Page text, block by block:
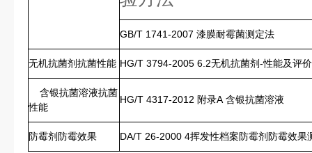
GB/T 1741-2007 漆膜耐霉菌测定法
无机抗菌剂抗菌性能 HG/T 3794-2005 6.2无机抗菌剂-性能及评价
含银抗菌溶液抗菌
性能
HG/T 4317-2012 附录A 含银抗菌溶液
防霉剂防霉效果 DA/T 26-2000 4挥发性档案防霉剂防霉效果